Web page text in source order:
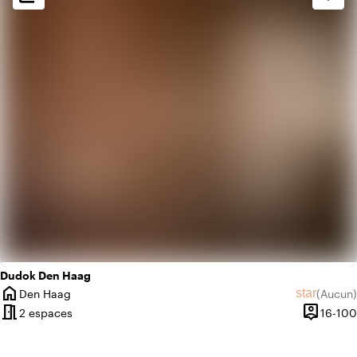
Dudok Den Haag
home
Ville
Den Haag star(Aucun)
Aucun
meeting_room2 espaces person_pin
Capacité
16-100
info
Chaleureux